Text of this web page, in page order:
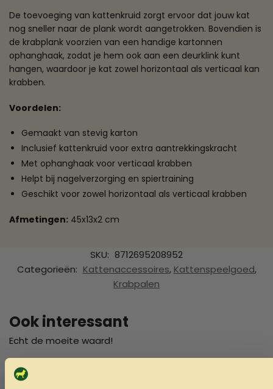
De toevoeging van kattenkruid zorgt ervoor dat jouw kat
nog sneller naar de plank wordt aangetrokken. Bovendien is
de krabplank voorzien van een handige kartonnen
ophanghaak, zodat je hem ook aan een deurklink kunt
hangen, waardoor je kat zowel horizontaal als verticaal kan
krabben.
Voordelen:
Gemaakt van stevig karton
Inclusief kattenkruid voor extra aantrekkingskracht
Met ophanghaak voor verticaal krabben
Helpt bij nagelverzorging en spiertraining
Geschikt voor zowel horizontaal als verticaal krabben
Afmetingen: 45x13x2 cm
SKU: 8712695208952
Categorieën: Kattenaccessoires, Kattenspeelgoed,
Krabpalen
Ook interessant
Echt de moeite waard!